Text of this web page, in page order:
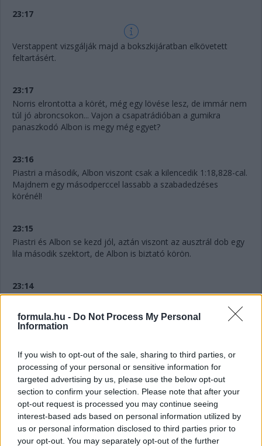
formula.hu - Do Not Process My Personal
Information
If you wish to opt-out of the sale, sharing to third parties, or
processing of your personal or sensitive information for
targeted advertising by us, please use the below opt-out
section to confirm your selection. Please note that after your
opt-out request is processed you may continue seeing
interest-based ads based on personal information utilized by
us or personal information disclosed to third parties prior to
your opt-out. You may separately opt-out of the further
23:17
Verstappent vizsgálják majd a bokszkijáratban elkövetett
feltartásért.
23:17
Norris elrontotta a körét, még egy lövése lesz, de immár nem
túl jó abroncsokon... Vajon a csapatrádióban a gumikra
panaszkodó Albon is megy még egyet?
23:16
Piastri a második, Albon viszont csak a kilencedik 1:18,828-cal.
Majdnem egy másodperccel lassabb a szabadedzéses
körénél!
23:15
Piastri és Albon se kezd jól, aztán viszont az ausztrál dob egy
lila második szektort, de Albon is biztató körön.
23:14
Sargeantot is kiküldik, ha ellenőrizték a padlólemezét. Az
mondjuk Albonéra is ráférne a látottak alapján...
23:13
Az utolsó négy helyen tehát az elmúlt hetek sztárcsapata, a
McLaren, valamint az elmúlt másfél nap sztárcsapata, a
Williams. Meg Stroll.
Jelenleg Stroll, Albon, Piastri, Norris és Sargeant kieső helyen.